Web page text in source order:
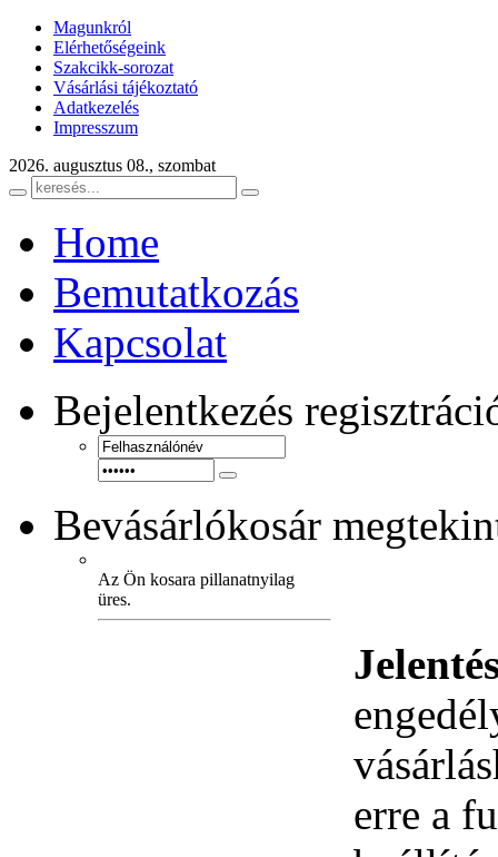
Magunkról
Elérhetőségeink
Szakcikk-sorozat
Vásárlási tájékoztató
Adatkezelés
Impresszum
2026. augusztus 08., szombat
Home
Bemutatkozás
Kapcsolat
Bejelentkezés
Bevásárlókosár
Az Ön kosara pillanatnyilag
üres.
erre a